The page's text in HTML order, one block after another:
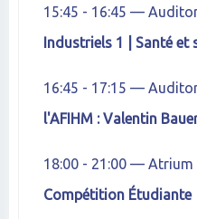
15:45 - 16:45 —
Industriels 1 | Santé et
16:45 - 17:15 —
l'AFIHM : Valentin
18:00 - 21:00 — Atrium
Compétition Étudiante